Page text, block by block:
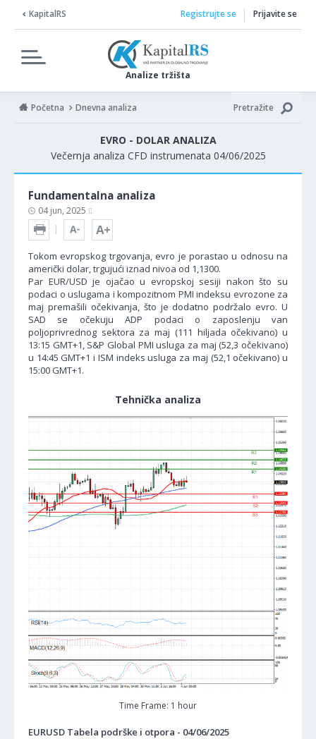
KapitalRS
Analize tržišta
Registrujte se Prijavite se
Početna Dnevna analiza Pretražite
EVRO - DOLAR ANALIZA
Večernja analiza CFD instrumenata 04/06/2025
Fundamentalna analiza
04 jun, 2025
Tokom evropskog trgovanja, evro je porastao u odnosu na
američki dolar, trgujući iznad nivoa od 1,1300.
Par EUR/USD je ojačao u evropskoj sesiji nakon što su
podaci o uslugama i kompozitnom PMI indeksu evrozone za
maj premašili očekivanja, što je dodatno podržalo evro. U
SAD se očekuju ADP podaci o zaposlenju van
poljoprivrednog sektora za maj (111 hiljada očekivano) u
13:15 GMT+1, S&P Global PMI usluga za maj (52,3 očekivano)
u 14:45 GMT+1 i ISM indeks usluga za maj (52,1 očekivano) u
15:00 GMT+1.
Tehnička analiza
Time Frame: 1 hour
EURUSD Tabela podrške i otpora - 04/06/2025